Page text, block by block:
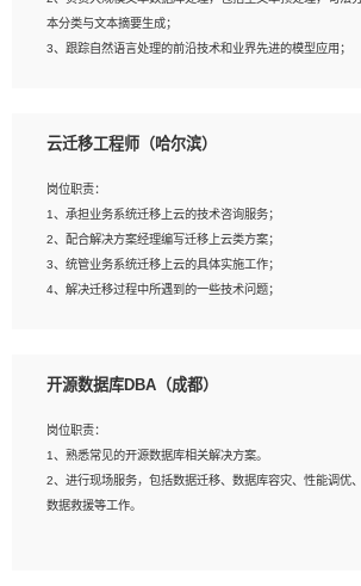
良好的文档编写能力）；
5、沟通表达能力强，具备团队协作能力。
本分类与文本摘要生成；
3、跟踪自然语言处理的前沿技术和业界先进的模型应用；
岗位要求：
2、熟悉tensorflow，keras，pytorch等常规深度学习框架，
有效的模型；
3、熟悉掌握至少一种编程语言，如：Python，Java；
4、 熟悉NLP相关算法与实现；
5、至少有一次及以上问答系统的项目实践，熟悉问答系统
云迁移工程师（哈尔滨）
岗位职责：
1、承担业务系统迁移上云的技术咨询服务；
2、配合解决方案经理编写迁移上云类方案；
3、统管业务系统迁移上云的具体实施工作；
4、解决迁移过程中所遇到的一些技术问题；
1、专科及以上学历，三年以上工作经验，计算机等相关专业
3、熟悉常见操作系统、存储、网络、 IO 等相关原理；
4、具有迁移工具实操经验，具备P2V、V2V迁移能力；
5、熟练华为、VMware虚拟化、云计算及云存储技术；
6、熟悉主流数据库、应用服务器、中间件部署架构和运维方
开源数据库DBA（成都）
岗位职责：
1、熟悉常见的开源数据库相关解决方案。
2、进行现场服务，包括数据迁移、数据库容灾、性能调优
数据救援等工作。